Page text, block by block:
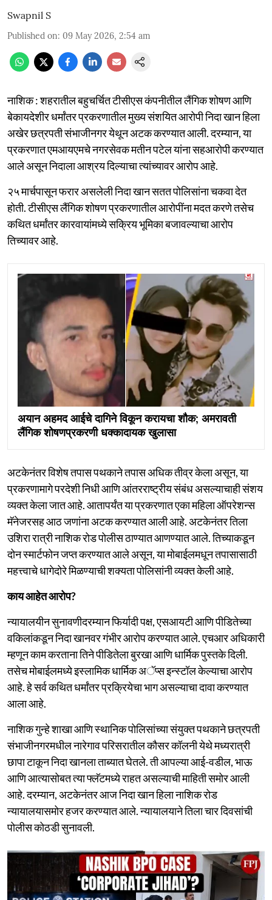
Swapnil S
Published on: 09 May 2026, 2:54 am
नाशिक : शहरातील बहुचर्चित टीसीएस कंपनीतील लैंगिक शोषण आणि
बेकायदेशीर धर्मांतर प्रकरणातील मुख्य संशयित आरोपी निदा खान हिला
अखेर छत्रपती संभाजीनगर येथून अटक करण्यात आली. दरम्यान, या
प्रकरणात एमआयएमचे नगरसेवक मतीन पटेल यांना सहआरोपी करण्यात
आले असून निदाला आश्रय दिल्याचा त्यांच्यावर आरोप आहे.
२५ मार्चपासून फरार असलेली निदा खान सतत पोलिसांना चकवा देत
होती. टीसीएस लैंगिक शोषण प्रकरणातील आरोपींना मदत करणे तसेच
कथित धर्मांतर कारवायांमध्ये सक्रिय भूमिका बजावल्याचा आरोप
तिच्यावर आहे.
अयान अहमद आईचे दागिने विकून करायचा शौक; अमरावती
लैंगिक शोषणप्रकरणी धक्कादायक खुलासा
अटकेनंतर विशेष तपास पथकाने तपास अधिक तीव्र केला असून, या
प्रकरणामागे परदेशी निधी आणि आंतरराष्ट्रीय संबंध असल्याचाही संशय
व्यक्त केला जात आहे. आतापर्यंत या प्रकरणात एका महिला ऑपरेशन्स
मॅनेजरसह आठ जणांना अटक करण्यात आली आहे. अटकेनंतर तिला
उशिरा रात्री नाशिक रोड पोलीस ठाण्यात आणण्यात आले. तिच्याकडून
दोन स्मार्टफोन जप्त करण्यात आले असून, या मोबाईलमधून तपासासाठी
महत्त्वाचे धागेदोरे मिळण्याची शक्यता पोलिसांनी व्यक्त केली आहे.
काय आहेत आरोप?
न्यायालयीन सुनावणीदरम्यान फिर्यादी पक्ष, एसआयटी आणि पीडितेच्या
वकिलांकडून निदा खानवर गंभीर आरोप करण्यात आले. एचआर अधिकारी
म्हणून काम करताना तिने पीडितेला बुरखा आणि धार्मिक पुस्तके दिली.
तसेच मोबाईलमध्ये इस्लामिक धार्मिक अॅप्स इन्स्टॉल केल्याचा आरोप
आहे. हे सर्व कथित धर्मांतर प्रक्रियेचा भाग असल्याचा दावा करण्यात
आला आहे.
नाशिक गुन्हे शाखा आणि स्थानिक पोलिसांच्या संयुक्त पथकाने छत्रपती
संभाजीनगरमधील नारेगाव परिसरातील कौसर कॉलनी येथे मध्यरात्री
छापा टाकून निदा खानला ताब्यात घेतले. ती आपल्या आई-वडील, भाऊ
आणि आत्यासोबत त्या फ्लॅटमध्ये राहत असल्याची माहिती समोर आली
आहे. दरम्यान, अटकेनंतर आज निदा खान हिला नाशिक रोड
न्यायालयासमोर हजर करण्यात आले. न्यायालयाने तिला चार दिवसांची
पोलीस कोठडी सुनावली.